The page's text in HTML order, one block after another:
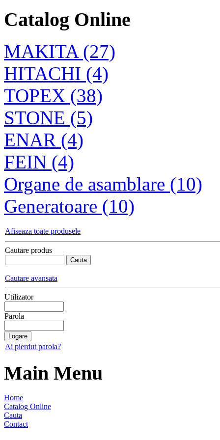
Surub IP de inalta
rezistenta, folosit cu
pretensionare,DIN6914
CREION FAZA
TOPEX 160mm, 125-
250V
Catalog Online
MAKITA (27)
HITACHI (4)
TOPEX (38)
STONE (5)
ENAR (4)
FEIN (4)
Organe de asamblare (10)
Generatoare (10)
Afiseaza toate produsele
Cautare produs
Cautare avansata
Utilizator
Parola
Ai pierdut parola?
Main Menu
Home
Catalog Online
Cauta
Contact